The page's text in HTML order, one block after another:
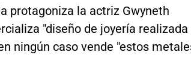
protagoniza la actriz Gwyneth
"diseño de joyería realizada
ningún caso vende "estos